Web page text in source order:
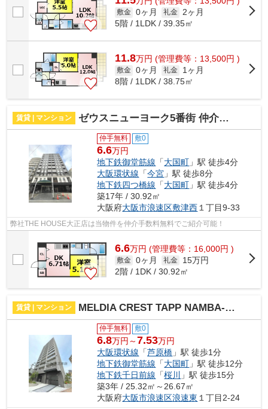
敷金 0ヶ月 礼金 2ヶ月
5階 / 1LDK / 39.35㎡
11.8万円 (管理費等：13,500円 )
敷金 0ヶ月 礼金
1ヶ月
8階 / 1LDK / 38.75㎡
賃貸 | マンション ゼウスニューヨーク5番街 仲介手数料無料
仲手無料 敷0
6.6万円
地下鉄御堂筋線 「大国町 」駅 徒歩4分
大阪環状線 「今宮 」駅 徒歩8分
地下鉄四つ橋線 「大国町 」駅 徒歩4分
築17年 / 30.92㎡
大阪府大阪市浪速区敷津西１丁目9-33
弊社THE HOUSE大正店は当物件を仲介手数料無料でご紹介可能！
6.6万円 (管理費等：16,000円 )
敷金 0ヶ月 礼金
15万円
2階 / 1DK / 30.92㎡
賃貸 | マンション MELDIA CREST TAPP NAMBA-WEST 仲介手数料無料
仲手無料 敷0
6.8万円～7.53万円
大阪環状線 「芦原橋 」駅 徒歩1分
地下鉄御堂筋線 「大国町 」駅 徒歩12分
地下鉄千日前線 「桜川
」駅 徒歩15分
築3年 / 25.32㎡～26.67㎡
大阪府大阪市浪速区浪速東 １丁目2-24